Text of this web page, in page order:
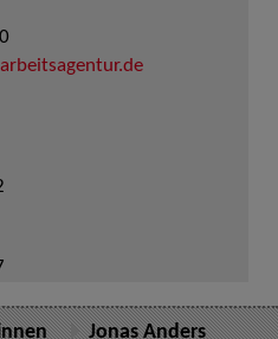
Jonas Anders